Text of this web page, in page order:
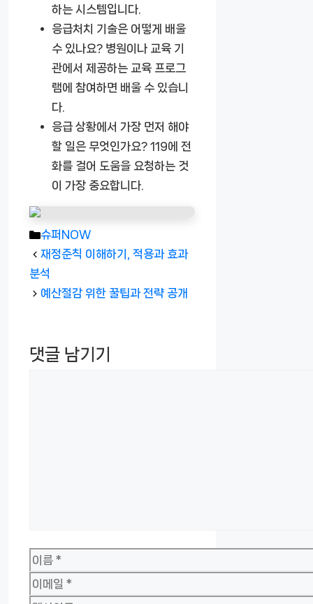
하는 시스템입니다.
응급처치 기술은 어떻게 배울
수 있나요? 병원이나 교육 기
관에서 제공하는 교육 프로그
램에 참여하면 배울 수 있습니
다.
응급 상황에서 가장 먼저 해야
할 일은 무엇인가요? 119에 전
화를 걸어 도움을 요청하는 것
이 가장 중요합니다.
카
테
고
리
슈퍼NOW
재정준칙 이해하기, 적용과 효과
분석
예산절감 위한 꿀팁과 전략 공개
댓글 남기기
이
름
이
메